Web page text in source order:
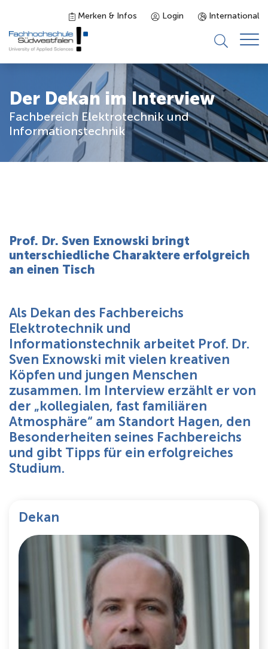
Merken & Infos Login International
Studieninteressierte
Studienangebot
Studierende
Karriere
Über uns
Der Dekan im Interview
Fachbereich Elektrotechnik und
Informationstechnik
Prof. Dr. Sven Exnowski bringt
unterschiedliche Charaktere erfolgreich
an einen Tisch
Als Dekan des Fachbereichs
Elektrotechnik und
Informationstechnik arbeitet Prof. Dr.
Sven Exnowski mit vielen kreativen
Köpfen und jungen Menschen
zusammen. Im Interview erzählt er von
der „kollegialen, fast familiären
Atmosphäre“ am Standort Hagen, den
Besonderheiten seines Fachbereichs
und gibt Tipps für ein erfolgreiches
Studium.
Dekan